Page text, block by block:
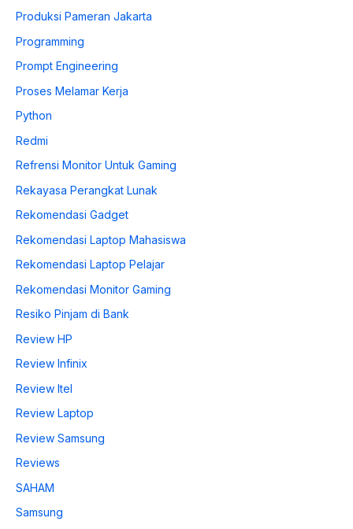
Produksi Pameran Jakarta
Programming
Prompt Engineering
Proses Melamar Kerja
Python
Redmi
Refrensi Monitor Untuk Gaming
Rekayasa Perangkat Lunak
Rekomendasi Gadget
Rekomendasi Laptop Mahasiswa
Rekomendasi Laptop Pelajar
Rekomendasi Monitor Gaming
Resiko Pinjam di Bank
Review HP
Review Infinix
Review Itel
Review Laptop
Review Samsung
Reviews
SAHAM
Samsung